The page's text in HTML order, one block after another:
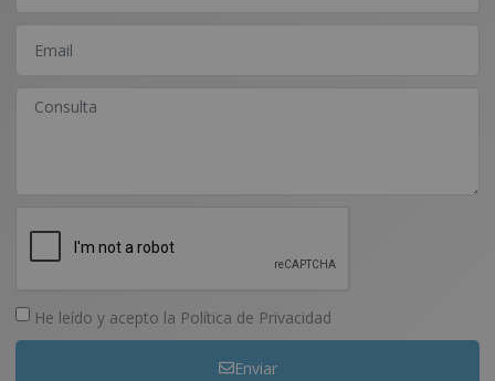
He leído y acepto la Política de Privacidad
Enviar